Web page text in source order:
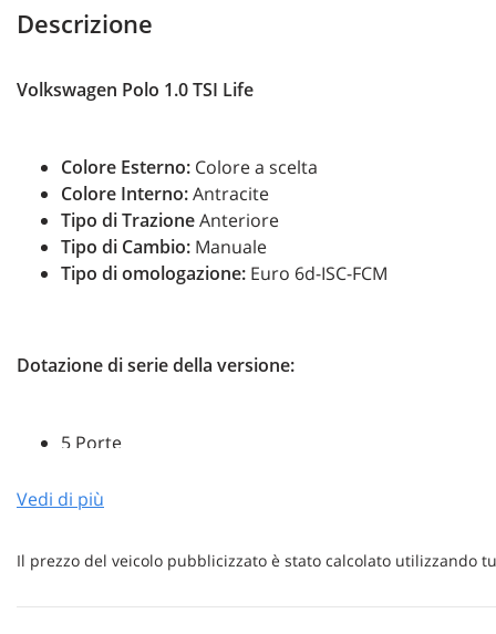
Sensore di luce
Servosterzo
Specchietti laterali elettrici Start/Stop
Descrizione
Volkswagen Polo 1.0 TSI Life
Colore Esterno: Colore a scelta
Colore Interno:Antracite
Tipo di TrazioneAnteriore
Tipo di Cambio: Manuale
Tipo di omologazione: Euro 6d-ISC-FCM
Dotazione di serie della versione:
5 Porte
Fari anteriori a LED
Gusci specchietti esterni e maniglie porte nel colore
Parabrezza in vetro atermico
Paraurti in colore carrozzeria e griglia con listelli
Vedi di più
Il prezzo del veicolo pubblicizzato è stato calcolato utilizzando
Cookie di marketing